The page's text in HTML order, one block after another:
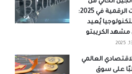
العملات الرقمية في 2025:
يُعيد
الكريبتو
العالمي
على سوق